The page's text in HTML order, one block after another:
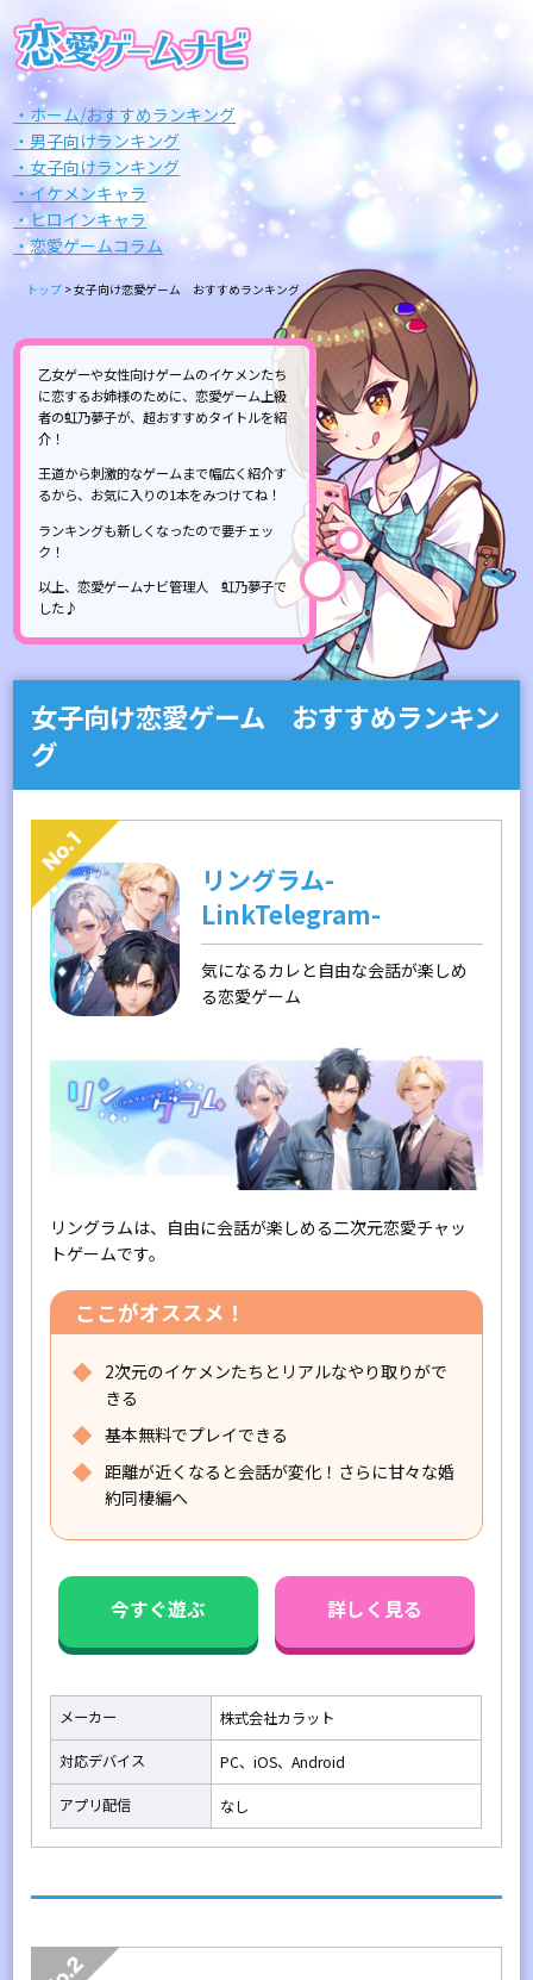
・ホーム/おすすめランキング
・男子向けランキング
・女子向けランキング
・イケメンキャラ
・ヒロインキャラ
・恋愛ゲームコラム
トップ>女子向け恋愛ゲーム おすすめランキング
乙女ゲーや女性向けゲームのイケメンたち
に恋するお姉様のために、恋愛ゲーム上級
者の虹乃夢子が、超おすすめタイトルを紹
介！
王道から刺激的なゲームまで幅広く紹介す
るから、お気に入りの1本をみつけてね！
ランキングも新しくなったので要チェッ
ク！
以上、恋愛ゲームナビ管理人 虹乃夢子で
した♪
女子向け恋愛ゲーム おすすめランキン
グ
リングラム-
LinkTelegram-
気になるカレと自由な会話が楽しめ
る恋愛ゲーム
リングラムは、自由に会話が楽しめる二次元恋愛チャッ
トゲームです。
ここがオススメ！
2次元のイケメンたちとリアルなやり取りがで
きる
基本無料でプレイできる
距離が近くなると会話が変化！さらに甘々な婚
約同棲編へ
今すぐ遊ぶ 詳しく見る
メーカー
株式会社カラット
対応デバイス
PC、iOS、Android
アプリ配信
なし